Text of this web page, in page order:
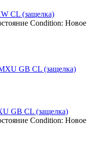
CL (защелка)
Condition: Новое
GB CL (защелка)
Condition: Новое